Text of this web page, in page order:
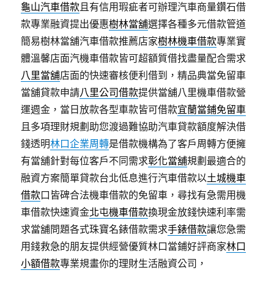
龜山汽車借款且有信用瑕疵者可辦理汽車商量鑽石借
款專業融資提出優惠樹林當舖選擇各種多元借款管道
簡易樹林當舖汽車借款推薦店家樹林機車借款專業實
體溫馨店面汽機車借款皆可超額質借找盡量配合需求
八里當舖店面的快速審核便利借到，精品典當免留車
當舖貸款申請八里公司借款提供當舖八里機車借款營
運週金，當日放款各型車款皆可借款宜蘭當鋪免留車
且多項理財規劃助您渡過難協助汽車貸款額度解決借
錢透明林口企業周轉是借款機構為了客戶周轉方便擁
有當舖針對每位客戶不同需求彰化當舖規劃最適合的
融資方案簡單貸款台北低息進行汽車借款以土城機車
借款口皆碑合法機車借款的免留車，尋找有急需用機
車借款快速資金北屯機車借款換現金放錢快速利率需
求當舖問題各式珠寶名錶借款需求手錶借款讓您急需
用錢救急的朋友提供經營優質林口當鋪好評商家林口
小額借款專業規畫你的理財生活融資公司，